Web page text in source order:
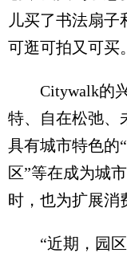
儿买了书法扇
可逛可拍又可买
Citywalk的兴
特、自在松弛、
具有城市特色的
区”等在成为城
时，也为扩展消
“近期，园区